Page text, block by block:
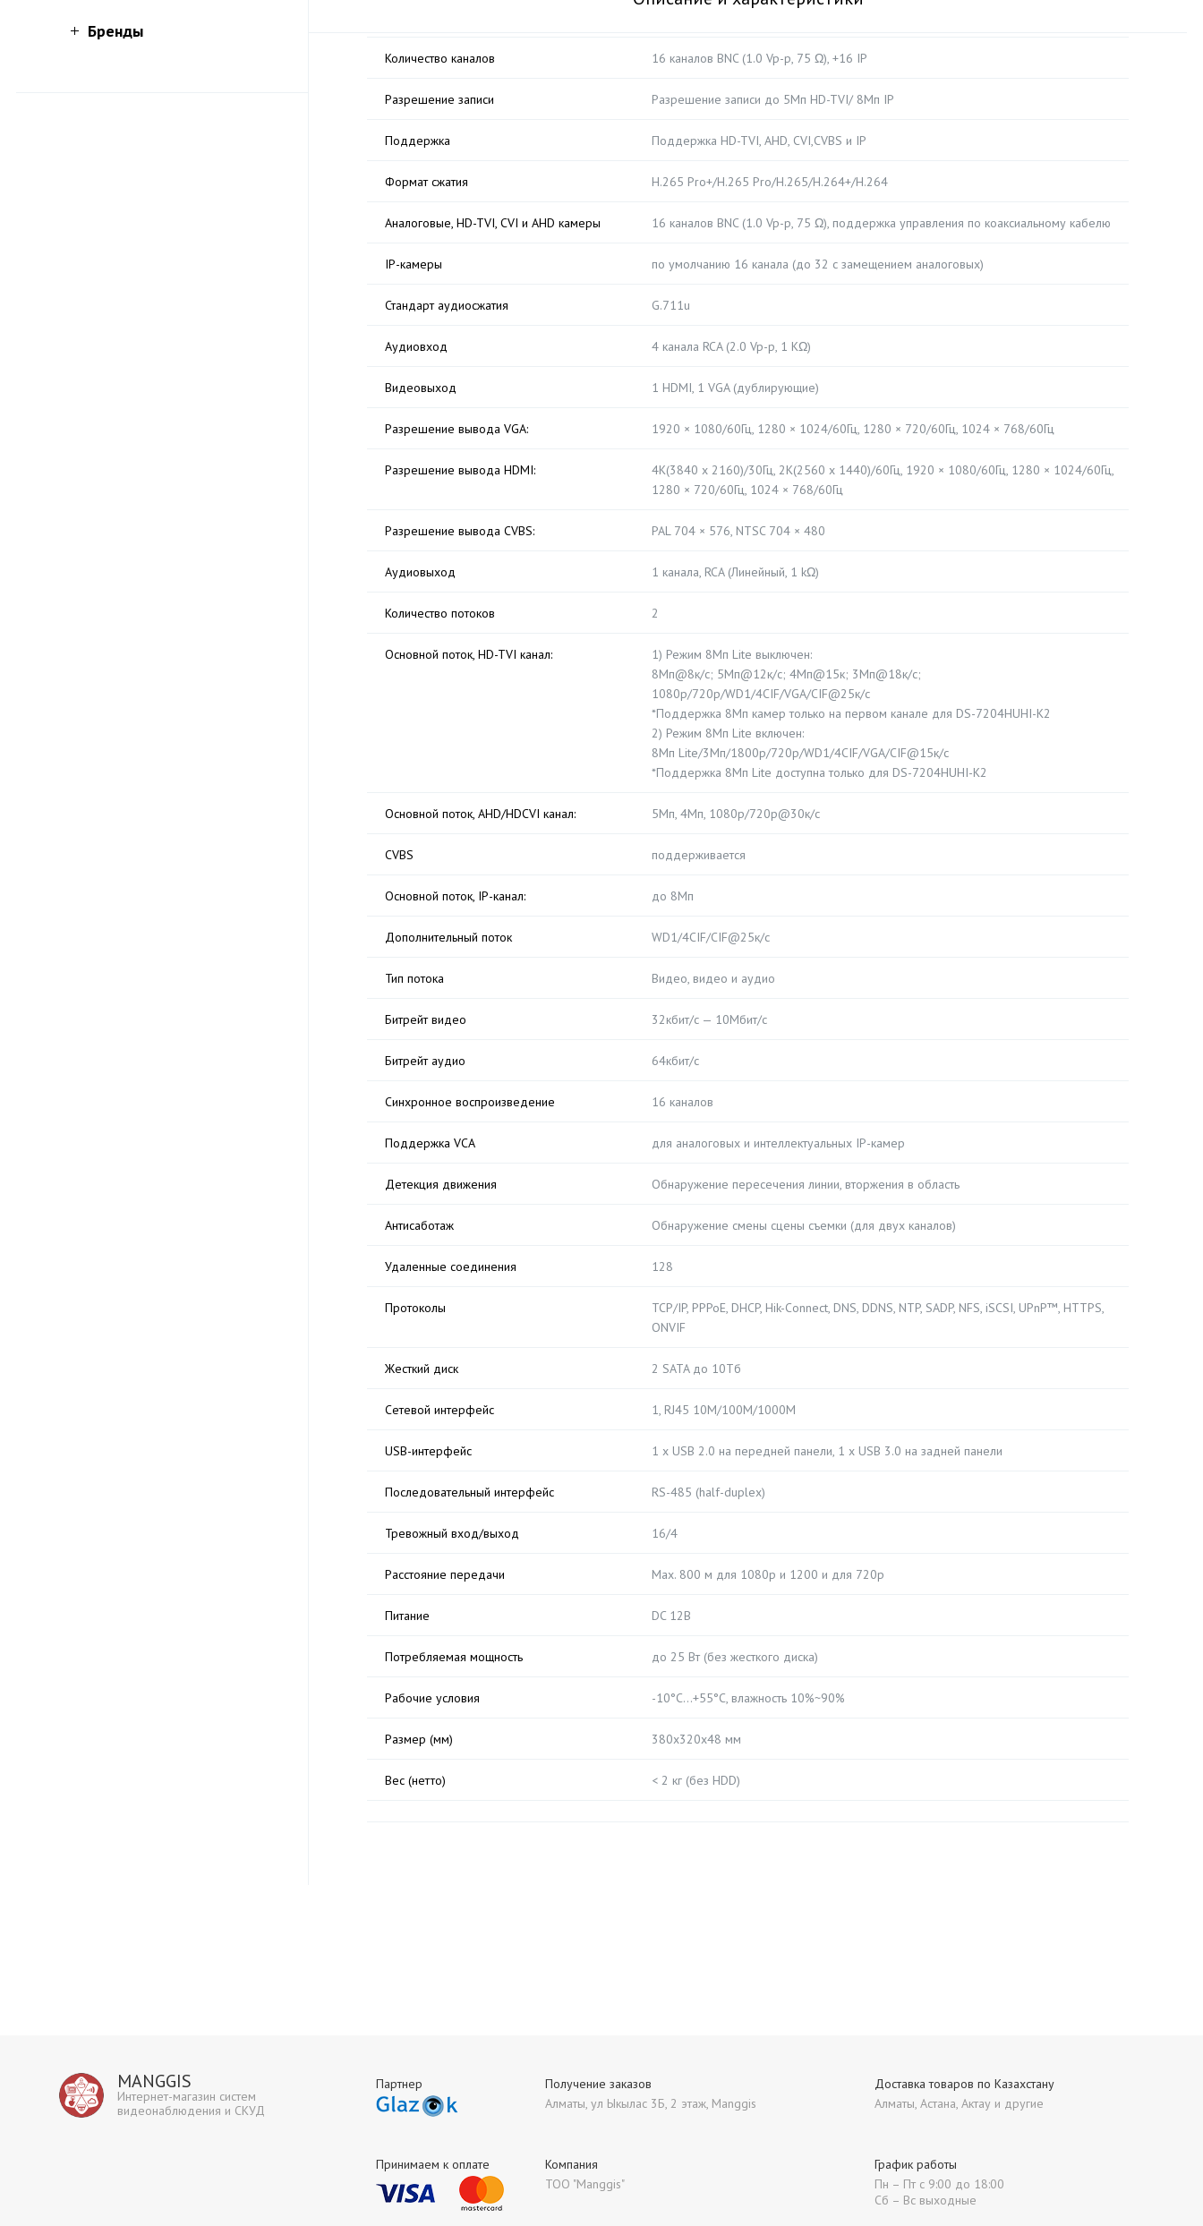
Бренды
Количество каналов 16 каналов BNC (1.0 Vp-p, 75 Ω), +16 IP
Разрешение записи Разрешение записи до 5Мп HD-TVI/ 8Мп IP
Поддержка Поддержка HD-TVI, AHD, CVI,CVBS и IP
Формат сжатия H.265 Pro+/H.265 Pro/H.265/H.264+/H.264
Аналоговые, HD-TVI, CVI и AHD камеры 16 каналов BNC (1.0 Vp-p, 75 Ω), поддержка управления по коаксиальному кабелю
IP-камеры по умолчанию 16 канала (до 32 с замещением аналоговых)
Стандарт аудиосжатия G.711u
Аудиовход 4 канала RCA (2.0 Vp-p, 1 KΩ)
Видеовыход 1 HDMI, 1 VGA (дублирующие)
Разрешение вывода VGA: 1920 × 1080/60Гц, 1280 × 1024/60Гц, 1280 × 720/60Гц, 1024 × 768/60Гц
Разрешение вывода HDMI:
4K(3840 x 2160)/30Гц, 2K(2560 x 1440)/60Гц, 1920 × 1080/60Гц, 1280 × 1024/60Гц,
1280 × 720/60Гц, 1024 × 768/60Гц
Разрешение вывода CVBS: PAL 704 × 576, NTSC 704 × 480
Аудиовыход 1 канала, RCA (Линейный, 1 kΩ)
Количество потоков 2
Основной поток, HD-TVI канал:
1) Режим 8Мп Lite выключен:
8Мп@8к/с; 5Мп@12к/с; 4Мп@15к; 3Мп@18к/с;
1080p/720p/WD1/4CIF/VGA/CIF@25к/с
*Поддержка 8Мп камер только на первом канале для DS-7204HUHI-K2
2) Режим 8Мп Lite включен:
8Мп Lite/3Мп/1800p/720p/WD1/4CIF/VGA/CIF@15к/c
*Поддержка 8Мп Lite доступна только для DS-7204HUHI-K2
Основной поток, AHD/HDCVI канал: 5Мп, 4Мп, 1080p/720p@30к/с
CVBS поддерживается
Основной поток, IP-канал: до 8Mп
Дополнительный поток WD1/4CIF/CIF@25к/с
Тип потока Видео, видео и аудио
Битрейт видео 32кбит/с — 10Мбит/с
Битрейт аудио 64кбит/с
Синхронное воспроизведение 16 каналов
Поддержка VCA для аналоговых и интеллектуальных IP-камер
Детекция движения Обнаружение пересечения линии, вторжения в область
Антисаботаж Обнаружение смены сцены съемки (для двух каналов)
Удаленные соединения 128
Протоколы
TCP/IP, PPPoE, DHCP, Hik-Connect, DNS, DDNS, NTP, SADP, NFS, iSCSI, UPnP™, HTTPS,
ONVIF
Жесткий диск 2 SATA до 10Тб
Сетевой интерфейс 1, RJ45 10M/100M/1000M
USB-интерфейс 1 х USB 2.0 на передней панели, 1 х USB 3.0 на задней панели
Последовательный интерфейс RS-485 (half-duplex)
Тревожный вход/выход 16/4
Расстояние передачи Max. 800 м для 1080p и 1200 и для 720p
Питание DC 12В
Потребляемая мощность до 25 Вт (без жесткого диска)
Рабочие условия -10°C...+55°C, влажность 10%~90%
Размер (мм) 380x320x48 мм
Вес (нетто) < 2 кг (без HDD)
MANGGIS
Интернет-магазин систем
видеонаблюдения и СКУД
Партнер
Принимаем к оплате
Получение заказов
Алматы, ул Ыкылас 3Б, 2 этаж, Manggis
Компания
ТОО "Manggis"
Доставка товаров по Казахстану
Алматы, Астана, Актау и другие
График работы
Пн – Пт с 9:00 до 18:00
Сб – Вс выходные